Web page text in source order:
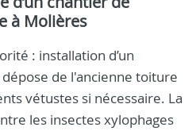
à Molières
: installation d’un
de l'ancienne toiture
vétustes si nécessaire. La
les insectes xylophages